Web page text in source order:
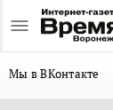
Мы в ВКонтакте